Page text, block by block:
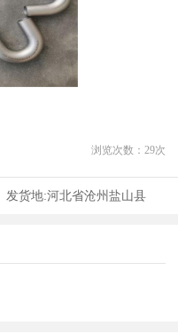
浏览次数： 29次
发货地:河北省沧州盐山县